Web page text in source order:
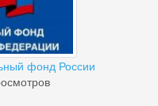
фонд России